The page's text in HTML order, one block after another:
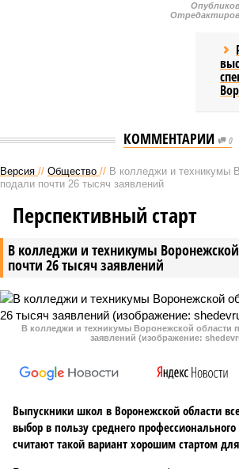
КОММЕНТАРИИ 0
Версия // Общество // В колледжи и техникумы
подали почти 26 тысяч заявлений
В колледжи и техникумы
почти 26 тысяч заявлений
Перспективный старт
В колледжи и техникумы Воронежской области
заявлений (изображение:
Выпускники школ в Воронежской области
выбор в пользу среднего
считают такой вариант хорошим стартом